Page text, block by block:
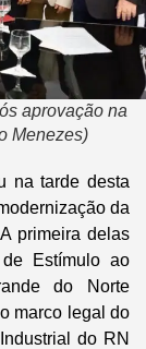
aprovação na
Menezes)
na tarde desta
da
primeira delas
Estímulo ao
do Norte
marco legal do
do RN